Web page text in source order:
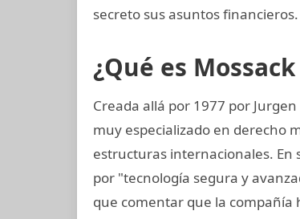
secreto sus asuntos financieros.
¿Qué es
Creada allá por 1977 por
muy especializado en derecho
estructuras internacionales. En
por "tecnología segura y
que comentar que la compañía